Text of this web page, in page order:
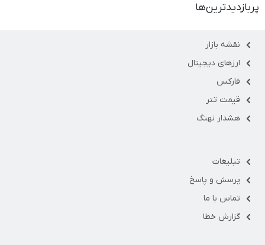
پربازدیدترین‌ها
نقشه بازار
ارزهای دیجیتال
فارکس
قیمت تتر
هشدار نهنگ
تبلیغات
پرسش و پاسخ
تماس با ما
گزارش خطا